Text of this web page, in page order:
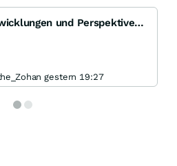
Tesla Inc. Aktuelle Entwicklungen und Perspektiven des Pioniers der Elektromobilität
gestern 19:27